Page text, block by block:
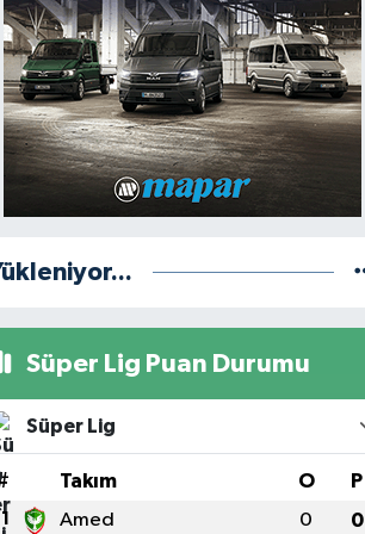
Süper Lig Puan Durumu
Süper Lig
Takım O P
1 Amed 0 0